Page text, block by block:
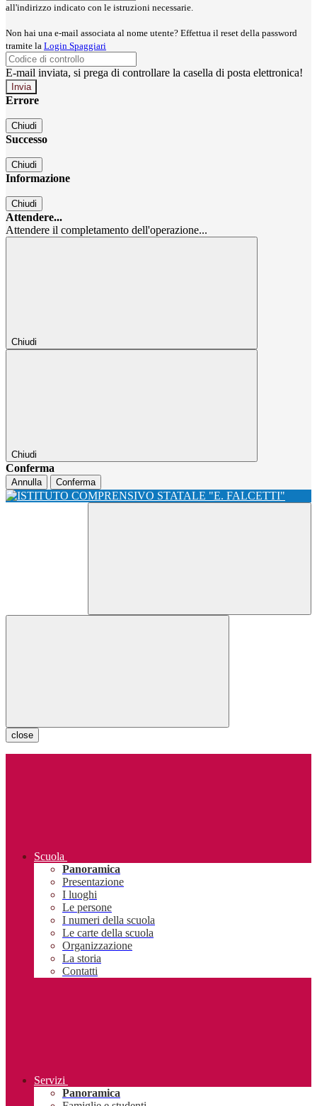
all'indirizzo indicato con le istruzioni necessarie.
Non hai una e-mail associata al nome utente? Effettua il reset della password
tramite la Login Spaggiari
E-mail inviata, si prega di controllare la casella di posta elettronica!
Errore
Chiudi
Successo
Chiudi
Informazione
Chiudi
Attendere...
Attendere il completamento dell'operazione...
Chiudi
Chiudi
Conferma
Annulla Conferma
close
Scuola
Panoramica
Presentazione
I luoghi
Le persone
I numeri della scuola
Le carte della scuola
Organizzazione
La storia
Contatti
Servizi
Panoramica